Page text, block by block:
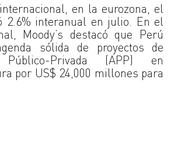
en la eurozona, el
2.6% interanual en julio. En el
Moody’s destacó que Perú
sólida de proyectos de
Público-Privada (APP) en
por US$ 24,000 millones para